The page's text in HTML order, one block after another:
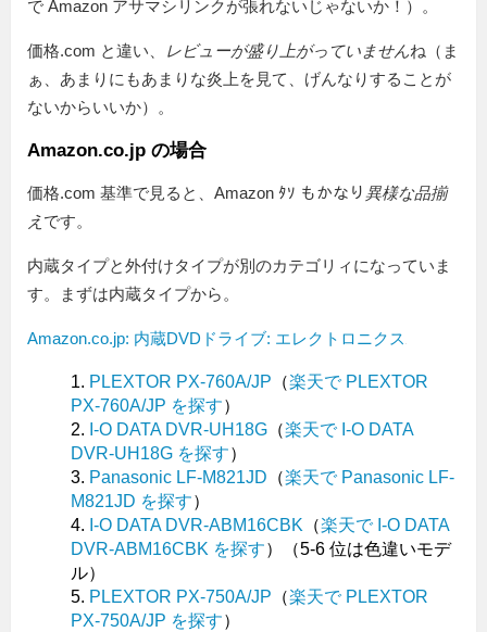
で Amazon アサマシリンクが張れないじゃないか！）。
価格.com と違い、 レビューが盛り上がっていませんね（ま
ぁ、あまりにもあまりな炎上を見て、げんなりすることが
ないからいいか）。
Amazon.co.jp の場合
価格.com 基準で見ると、Amazon ﾀｿ もかなり異様な品揃
えです。
内蔵タイプと外付けタイプが別のカテゴリィになっていま
す。まずは内蔵タイプから。
Amazon.co.jp: 内蔵DVDドライブ: エレクトロニクス
PLEXTOR PX-760A/JP （楽天で PLEXTOR
PX-760A/JP を探す）
I-O DATA DVR-UH18G （楽天で I-O DATA
DVR-UH18G を探す）
Panasonic LF-M821JD （楽天で Panasonic LF-
M821JD を探す）
I-O DATA DVR-ABM16CBK （楽天で I-O DATA
DVR-ABM16CBK を探す）（5-6 位は色違いモデ
ル）
PLEXTOR PX-750A/JP （楽天で PLEXTOR
PX-750A/JP を探す）